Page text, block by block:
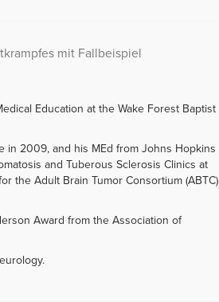
mit Fallbeispiel
Education at the Wake Forest Baptist
in 2009, and his MEd from Johns Hopkins
and Tuberous Sclerosis Clinics at
the Adult Brain Tumor Consortium (ABTC)
Award from the Association of